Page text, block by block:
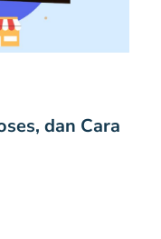
dan Cara